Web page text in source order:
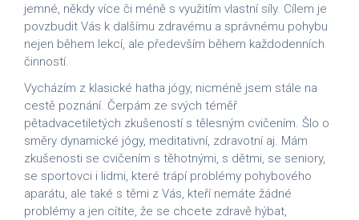
jemné, někdy více či méně s využitím vlastní síly. Cílem je
povzbudit Vás k dalšímu zdravému a správnému pohybu
nejen během lekcí, ale především během každodenních
činností.
Vycházím z klasické hatha jógy, nicméně jsem stále na
cestě poznání. Čerpám ze svých téměř
pětadvacetiletých zkušeností s tělesným cvičením. Šlo o
směry dynamické jógy, meditativní, zdravotní aj. Mám
zkušenosti se cvičením s těhotnými, s dětmi, se seniory,
se sportovci i lidmi, které trápí problémy pohybového
aparátu, ale také s těmi z Vás, kteří nemáte žádné
problémy a jen cítíte, že se chcete zdravě hýbat,